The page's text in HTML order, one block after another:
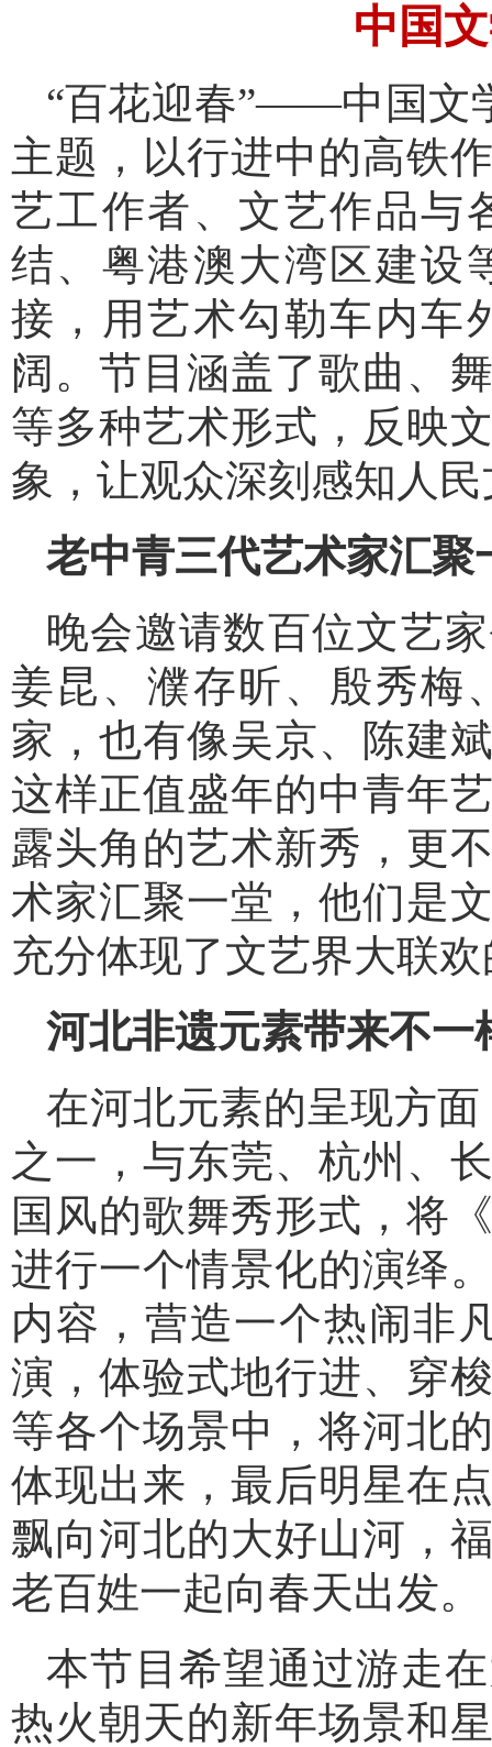
中国
“百花迎春”——中国文
主题，以行进中的高铁
艺工作者、文艺作品与
结、粤港澳大湾区建设
接，用艺术勾勒车内车
阔。节目涵盖了歌曲、
等多种艺术形式，反映
象，让观众深刻感知人
老中青三代艺术家汇聚
晚会邀请数百位文艺
姜昆、濮存昕、殷秀梅
家，也有像吴京、陈建
这样正值盛年的中青年
露头角的艺术新秀，更
术家汇聚一堂，他们是
充分体现了文艺界大联
河北非遗元素带来不一
在河北元素的呈现方
之一，与东莞、杭州、
国风的歌舞秀形式，将
进行一个情景化的演绎
内容，营造一个热闹非
演，体验式地行进、穿
等各个场景中，将河北
体现出来，最后明星在
飘向河北的大好山河，
老百姓一起向春天出发。
本节目希望通过游走
热火朝天的新年场景和